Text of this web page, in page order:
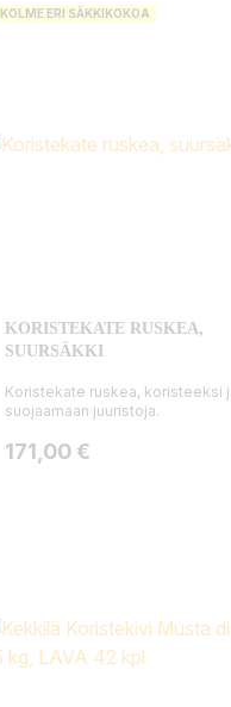
KOLME ERI SÄKKIKOKOA
KORISTEKATE RUSKEA,
SUURSÄKKI
Koristekate ruskea, koristeeksi
suojaamaan juuristoja.
Hinta
171,00 €